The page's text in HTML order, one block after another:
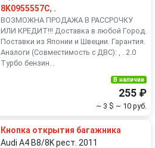
8K0955557C, .
ВОЗМОЖНА ПРОДАЖА В РАССРОЧКУ
ИЛИ КРЕДИТ!!! Доставка в любой Город.
Поставки из Японии и Швеции. Гарантия.
Аналоги (Совместимость с ДВС): , . 2.0
Турбо бензин. .
В наличии
255 ₽
~ 3 $ ~ 10 руб.
Кнопка открытия багажника
Audi A4 B8/8K рест. 2011